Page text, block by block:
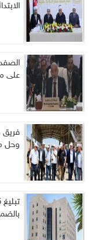
على
فريق
وحل